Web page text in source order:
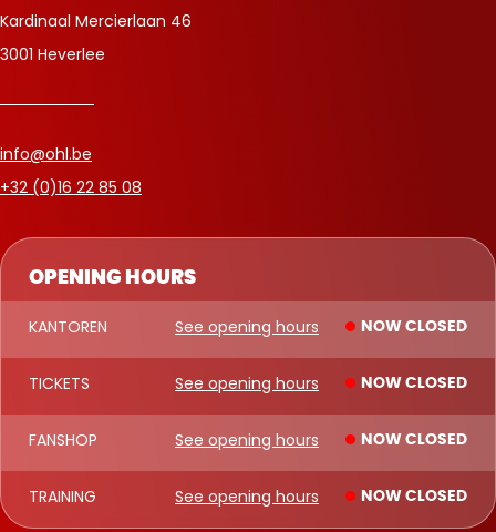
OPENING HOURS
KANTOREN See opening hours NOW CLOSED
TICKETS See opening hours NOW CLOSED
FANSHOP See opening hours NOW CLOSED
TRAINING See opening hours NOW CLOSED
Kardinaal Mercierlaan 46
3001 Heverlee
info@ohl.be
+32 (0)16 22 85 08